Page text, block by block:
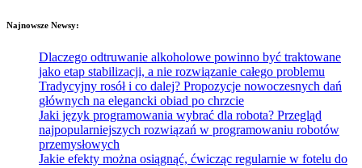
Najnowsze Newsy:
Dlaczego odtruwanie alkoholowe powinno być traktowane
jako etap stabilizacji, a nie rozwiązanie całego problemu
Tradycyjny rosół i co dalej? Propozycje nowoczesnych dań
głównych na elegancki obiad po chrzcie
Jaki język programowania wybrać dla robota? Przegląd
najpopularniejszych rozwiązań w programowaniu robotów
przemysłowych
Jakie efekty można osiągnąć, ćwicząc regularnie w fotelu do